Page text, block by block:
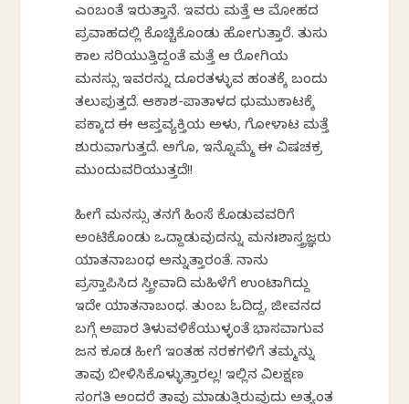
ಎಂಬಂತೆ ಇರುತ್ತಾನೆ. ಇವರು ಮತ್ತೆ ಆ ಮೋಹದ
ಪ್ರವಾಹದಲ್ಲಿ ಕೊಚ್ಚಿಕೊಂಡು ಹೋಗುತ್ತಾರೆ. ತುಸು
ಕಾಲ ಸರಿಯುತ್ತಿದ್ದಂತೆ ಮತ್ತೆ ಆ ರೋಗಿಯ
ಮನಸ್ಸು ಇವರನ್ನು ದೂರತಳ್ಳುವ ಹಂತಕ್ಕೆ ಬಂದು
ತಲುಪುತ್ತದೆ. ಆಕಾಶ-ಪಾತಾಳದ ಧುಮುಕಾಟಕ್ಕೆ
ಪಕ್ಕಾದ ಈ ಆಪ್ತವ್ಯಕ್ತಿಯ ಅಳು, ಗೋಳಾಟ ಮತ್ತೆ
ಶುರುವಾಗುತ್ತದೆ. ಅಗೊ, ಇನ್ನೊಮ್ಮೆ ಈ ವಿಷಚಕ್ರ
ಮುಂದುವರಿಯುತ್ತದೆ!!
ಹೀಗೆ ಮನಸ್ಸು ತನಗೆ ಹಿಂಸೆ ಕೊಡುವವರಿಗೆ
ಅಂಟಿಕೊಂಡು ಒದ್ದಾಡುವುದನ್ನು ಮನಃಶಾಸ್ತ್ರಜ್ಞರು
ಯಾತನಾಬಂಧ ಅನ್ನುತ್ತಾರಂತೆ. ನಾನು
ಪ್ರಸ್ತಾಪಿಸಿದ ಸ್ತ್ರೀವಾದಿ ಮಹಿಳೆಗೆ ಉಂಟಾಗಿದ್ದು
ಇದೇ ಯಾತನಾಬಂಧ. ತುಂಬ ಓದಿದ್ದ, ಜೀವನದ
ಬಗ್ಗೆ ಅಪಾರ ತಿಳುವಳಿಕೆಯುಳ್ಳಂತೆ ಭಾಸವಾಗುವ
ಜನ ಕೂಡ ಹೀಗೆ ಇಂತಹ ನರಕಗಳಿಗೆ ತಮ್ಮನ್ನು
ತಾವು ಬೀಳಿಸಿಕೊಳ್ಳುತ್ತಾರಲ್ಲ! ಇಲ್ಲಿನ ವಿಲಕ್ಷಣ
ಸಂಗತಿ ಅಂದರೆ ತಾವು ಮಾಡುತ್ತಿರುವುದು ಅತ್ಯಂತ